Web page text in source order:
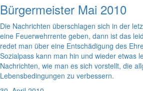
Bürgermeister Mai 2010
Die Nachrichten überschlagen sich in der
eine Feuerwehrrente geben, dann ist das
redet man über eine Entschädigung des
Sozialpass kann man hin und wieder etwas
Nachrichten, wie man es sich vorstellt, die
Lebensbedingungen zu verbessern.